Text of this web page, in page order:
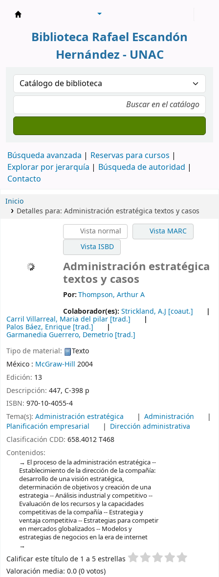
Biblioteca Rafael Escandón
Hernández - UNAC
Búsqueda avanzada
Reservas para cursos
Explorar por jerarquía
Búsqueda de autoridad
Contacto
Inicio
Detalles para: Administración estratégica textos y casos
Vista normal
Vista MARC
Vista ISBD
Administración estratégica
textos y casos
Por:Thompson, Arthur A
Colaborador(es): Strickland, A.J [coaut.]
Carril Villarreal, Maria del pilar [trad.]
Palos Báez, Enrique [trad.]
Garmanedia Guerrero, Demetrio [trad.]
Tipo de material:
Texto
México : McGraw-Hill 2004
Edición: 13
Descripción: 447, C-398 p
ISBN: 970-10-4055-4
Tema(s): Administración estratégica
Administración
Planificación empresarial
Dirección administrativa
Clasificación CDD: 658.4012 T468
Contenidos:
El proceso de la administración estratégica --
Establecimiento de la dirección de la compañía:
desarrollo de una visión estratégica,
determinación de objetivos y creación de una
estrategia -- Análisis industrial y competitivo --
Evaluación de los recursos y la capacidades
competitivas de la compañía -- Estrategia y
ventaja competitiva -- Estrategias para competir
en mercados globalizados -- Modelos y
estrategias de negocios en la era de internet
Valoración
Calificar este título de 1 a 5 estrellas
Valoración media: 0.0 (0 votos)